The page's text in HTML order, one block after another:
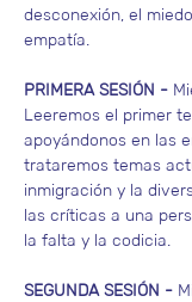
desconexión, el
empatía.
PRIMERA SESIÓN -
Leeremos el primer
apoyándonos en las
trataremos temas
inmigración y la
las críticas a una
la falta y la codicia.
SEGUNDA SESIÓN -